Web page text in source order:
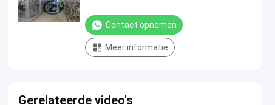
Contact opnemen
Meer informatie
Gerelateerde video's